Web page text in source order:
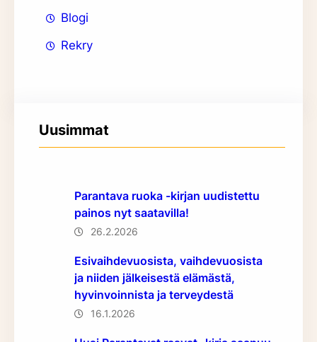
Blogi
Rekry
Uusimmat
Parantava ruoka -kirjan uudistettu
painos nyt saatavilla!
26.2.2026
Esivaihdevuosista, vaihdevuosista
ja niiden jälkeisestä elämästä,
hyvinvoinnista ja terveydestä
16.1.2026